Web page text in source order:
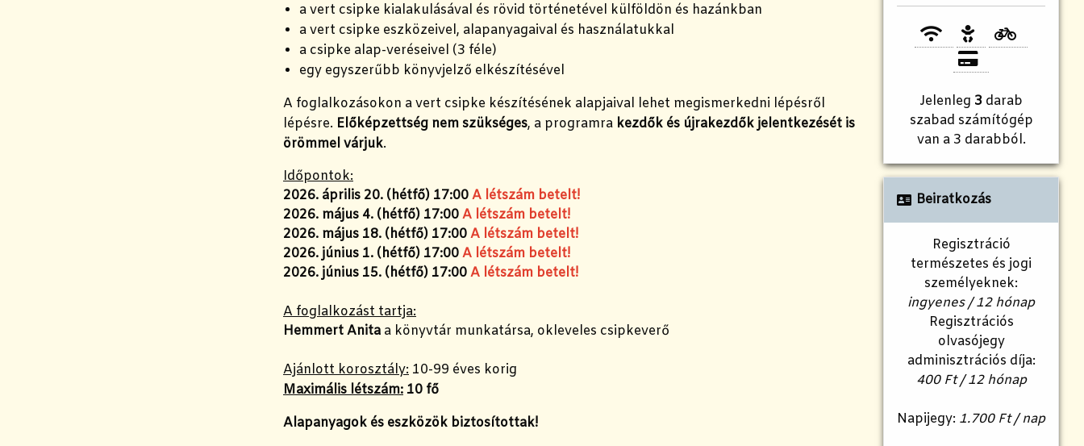
a vert csipke kialakulásával és rövid történetével külföldön és hazánkban
a vert csipke eszközeivel, alapanyagaival és használatukkal
a csipke alap-veréseivel (3 féle)
egy egyszerűbb könyvjelző elkészítésével
A foglalkozásokon a vert csipke készítésének alapjaival lehet megismerkedni lépésről
lépésre. Előképzettség nem szükséges, a programra kezdők és újrakezdők jelentkezését is
örömmel várjuk.
Időpontok:
2026. április 20. (hétfő) 17:00A létszám betelt!
2026. május 4. (hétfő) 17:00A létszám betelt!
2026. május 18. (hétfő) 17:00A létszám betelt!
2026. június 1. (hétfő) 17:00A létszám betelt!
2026. június 15. (hétfő) 17:00A létszám betelt!
A foglalkozást tartja:
Hemmert Anita a könyvtár munkatársa, okleveles csipkeverő
Ajánlott korosztály: 10-99 éves korig
Maximális létszám: 10 fő
Alapanyagok és eszközök biztosítottak!
Jelenleg 3 darab
szabad számítógép
van a 3 darabból.
Beiratkozás
Regisztráció
természetes és jogi
személyeknek:
ingyenes / 12 hónap
Regisztrációs
olvasójegy
adminisztrációs díja:
400 Ft / 12 hónap
Napijegy: 1.700 Ft / nap